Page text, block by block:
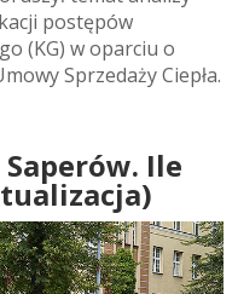
postępów
(KG) w oparciu o
Sprzedaży Ciepła.
Ile